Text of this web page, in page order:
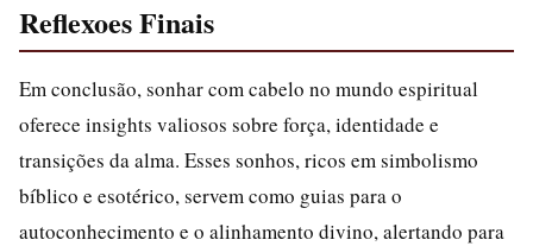
Reflexoes Finais
Em conclusão, sonhar com cabelo no mundo espiritual
oferece insights valiosos sobre força, identidade e
transições da alma. Esses sonhos, ricos em simbolismo
bíblico e esotérico, servem como guias para o
autoconhecimento e o alinhamento divino, alertando para